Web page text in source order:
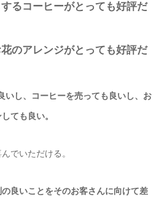
るコーヒーがとっても好評だ
のアレンジがとっても好評だ
いし、コーヒーを売っても良いし、お
ても良い。
でいただける。
良いことをそのお客さんに向けて差